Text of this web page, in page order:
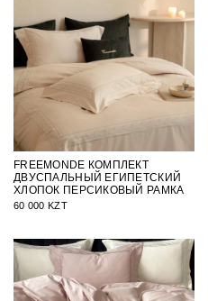
FREEMONDE КОМПЛЕКТ
ДВУСПАЛЬНЫЙ ЕГИПЕТСКИЙ
ХЛОПОК ПЕРСИКОВЫЙ РАМКА
60 000 KZT